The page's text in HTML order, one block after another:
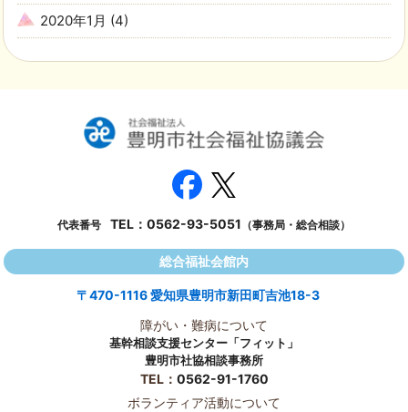
2020年1月 (4)
代表番号 TEL： 0562-93-5051 （事務局・総合相談）
総合福祉会館内
〒470-1116 愛知県豊明市新田町吉池18-3
障がい・難病について
基幹相談支援センター「フィット」
豊明市社協相談事務所
TEL： 0562-91-1760
ボランティア活動について